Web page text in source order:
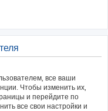
все ваши
Чтобы изменить их,
и перейдите по
все свои настройки и